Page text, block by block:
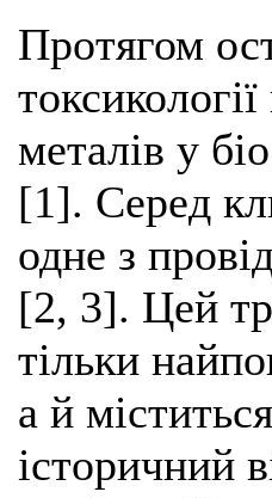
Протягом
металів у
[1]. Серед
одне з
[2, 3]. Цей
тільки
а й
історичний